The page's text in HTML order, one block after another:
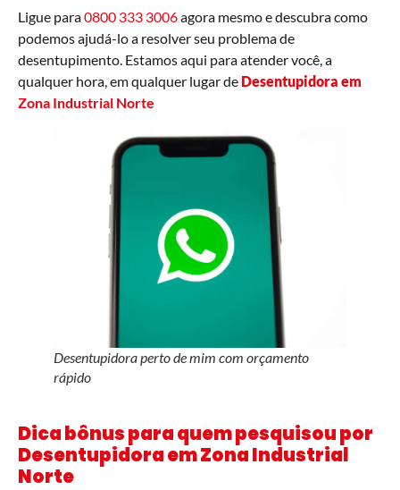
Ligue para0800 333 3006agora mesmo e descubra como
podemos ajudá-lo a resolver seu problema de
desentupimento. Estamos aqui para atender você, a
qualquer hora, em qualquer lugar de Desentupidora em
Zona Industrial Norte
Desentupidora perto de mim com orçamento
rápido
Dica bônus para quem pesquisou por
Desentupidora em Zona Industrial
Norte